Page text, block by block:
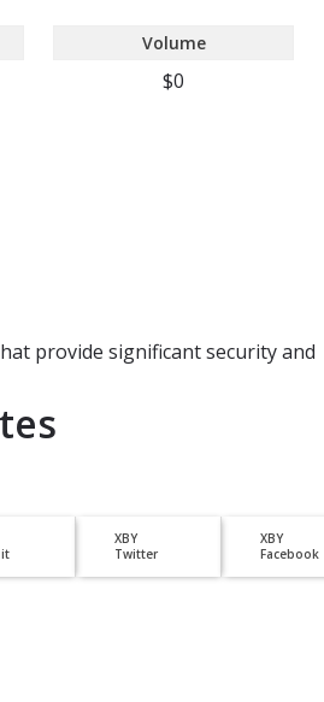
Volume
$0
provide significant security and
XBY
Twitter
XBY
Facebook